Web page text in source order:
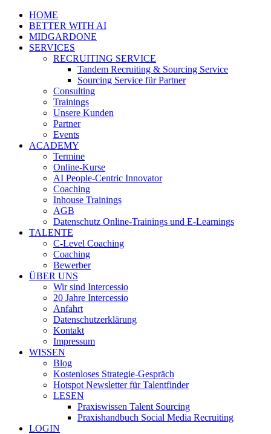
HOME
BETTER WITH AI
MIDGARDONE
SERVICES
RECRUITING SERVICE
Tandem Recruiting & Sourcing Service
Sourcing Service für Partner
Consulting
Trainings
Unsere Kunden
Partner
Events
ACADEMY
Termine
Online-Kurse
AI People-Centric Innovator
Coaching
Inhouse Trainings
AGB
Datenschutz Online-Trainings und E-Learnings
TALENTE
C-Level Coaching
Coaching
Bewerber
ÜBER UNS
Wir sind Intercessio
20 Jahre Intercessio
Anfahrt
Datenschutzerklärung
Kontakt
Impressum
WISSEN
Blog
Kostenloses Strategie-Gespräch
Hotspot Newsletter für Talentfinder
LESEN
Praxiswissen Talent Sourcing
Praxishandbuch Social Media Recruiting
LOGIN